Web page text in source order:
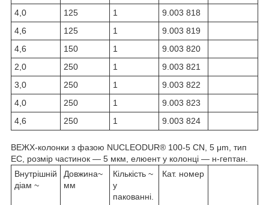
4,0
125 1
9.003 818
4,6
125 1
9.003 819
4,6
150 1
9.003 820
2,0
250 1
9.003 821
3,0
250 1
9.003 822
4,0
250 1
9.003 823
4,6
250 1 9.003 824
ВЕЖХ-колонки з фазою NUCLEODUR® 100-5 CN, 5 μm, тип
EC, розмір частинок — 5 мкм, елюент у колонці — н-гептан.
Внутрішній
діам ~
Довжина~
мм
Кількість ~
у
пакованні.
Кат. номер